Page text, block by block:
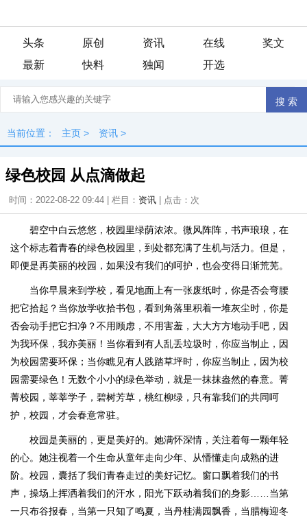
头条 原创 资讯 在线
奖文
最新
快料 独闻 开选
当前位置： 主页 > 资讯 >
绿色校园 从点滴做起
时间：2022-08-22 09:44 | 栏目： 资讯 | 点击： 次
碧空中白云悠悠，校园里绿荫浓浓。微风阵阵，书声琅琅，在
这个标志着青春的绿色校园里，到处都充满了生机与活力。但是，
即便是再美丽的校园，如果没有我们的呵护，也会变得日渐荒芜。
当你早晨来到学校，看见地面上有一张废纸时，你是否会弯腰
把它拾起？当你放学收拾书包，看到角落里积着一堆灰尘时，你是
否会动手把它扫净？不用顾虑，不用害羞，大大方方地动手吧，因
为我环保，我亦美丽！当你看到有人乱丢垃圾时，你应当制止，因
为校园需要环保；当你瞧见有人践踏草坪时，你应当制止，因为校
园需要绿色！无数个小小的绿色举动，就是一抹抹盎然的春意。菁
菁校园，莘莘学子，碧树芳草，桃红柳绿，只有靠我们的共同呵
护，校园，才会春意常驻。
校园是美丽的，更是美好的。她满怀深情，关注着每一颗年轻
的心。她注视着一个生命从童年走向少年、从懵懂走向成熟的进
阶。校园，囊括了我们青春走过的美好记忆。窗口飘着我们的书
声，操场上挥洒着我们的汗水，阳光下跃动着我们的身影……当第
一只布谷报春，当第一只知了鸣夏，当丹桂满园飘香，当腊梅迎冬